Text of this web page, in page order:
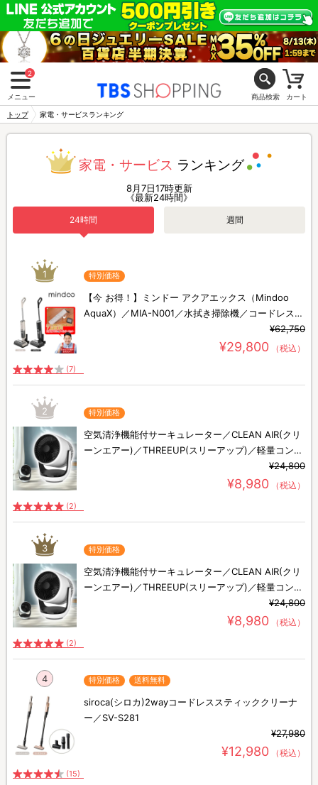
2
メニュー 商品検索 カート
トップ 家電・サービスランキング
家電・サービス ランキング
8月7日17時更新
《最新24時間》
24時間 週間
1 特別価格
【今 お得！】ミンドー アクアエックス（Mindoo
AquaX）／MIA-N001／水拭き掃除機／コードレス掃
¥62,750
¥29,800 （税込）
(7)
2 特別価格
空気清浄機能付サーキュレーター／CLEAN AIR(クリ
ーンエアー)／THREEUP(スリーアップ)／軽量コンパ
¥24,800
¥8,980 （税込）
(2)
3 特別価格
空気清浄機能付サーキュレーター／CLEAN AIR(クリ
ーンエアー)／THREEUP(スリーアップ)／軽量コンパ
¥24,800
¥8,980 （税込）
(2)
4 特別価格 送料無料
siroca(シロカ)2wayコードレススティッククリーナ
ー／SV-S281
¥27,980
¥12,980 （税込）
(15)